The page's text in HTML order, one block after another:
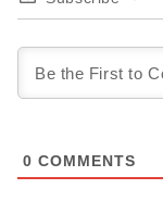
0 COMMENTS